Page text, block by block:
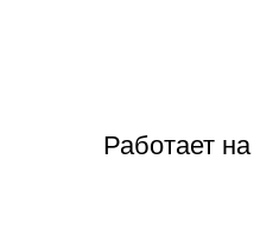
Работает